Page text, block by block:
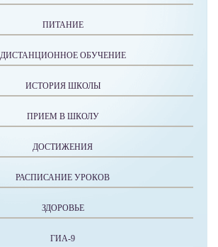
ПИТАНИЕ
ДИСТАНЦИОННОЕ ОБУЧЕНИЕ
ИСТОРИЯ ШКОЛЫ
ПРИЕМ В ШКОЛУ
ДОСТИЖЕНИЯ
РАСПИСАНИЕ УРОКОВ
ЗДОРОВЬЕ
ГИА-9